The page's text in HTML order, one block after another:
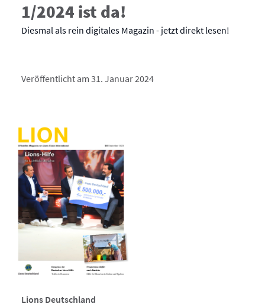
1/2024 ist da!
Diesmal als rein digitales Magazin - jetzt direkt lesen!
Veröffentlicht am 31. Januar 2024
Lions Deutschland